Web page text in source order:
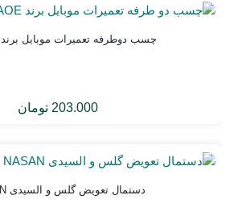
چسب دوطرفه تعمیرات موبایل برند AMAOE
203.000 تومان
دستمال تعویض گلس و السیدی NASAN